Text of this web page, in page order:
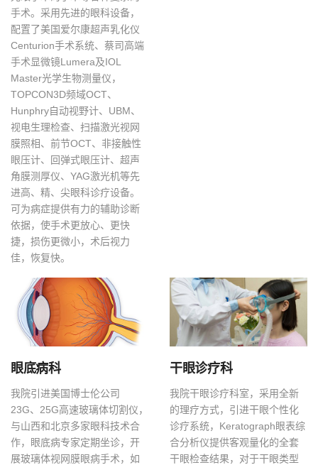
手术。采用先进的眼科设备，
配置了美国爱尔康超声乳化仪
Centurion手术系统、蔡司高端
手术显微镜Lumera及IOL
Master光学生物测量仪，
TOPCON3D频域OCT、
Hunphry自动视野计、UBM、
视电生理检查、扫描激光视网
膜照相、前节OCT、非接触性
眼压计、回弹式眼压计、超声
角膜测厚仪、YAG激光机等先
进高、精、尖眼科诊疗设备。
可为病症提供有力的辅助诊断
依据，使手术更放心、更快
捷，损伤更微小，术后视力
佳，恢复快。
眼底病科
我院引进美国博士伦公司
23G、25G高速玻璃体切割仪，
与山西和北京多家眼科技术合
作，眼底病专家定期坐诊，开
展玻璃体视网膜眼病手术，如
干眼诊疗科
我院干眼诊疗科室，采用全新
的理疗方式，引进干眼个性化
诊疗系统，Keratograph眼表综
合分析仪提供客观量化的全套
干眼检查结果，对于干眼类型